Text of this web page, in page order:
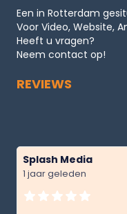
Een in Rotterdam
Voor Video, Website,
Heeft u vragen?
Neem contact op!
REVIEWS
Splash Media
1 jaar geleden